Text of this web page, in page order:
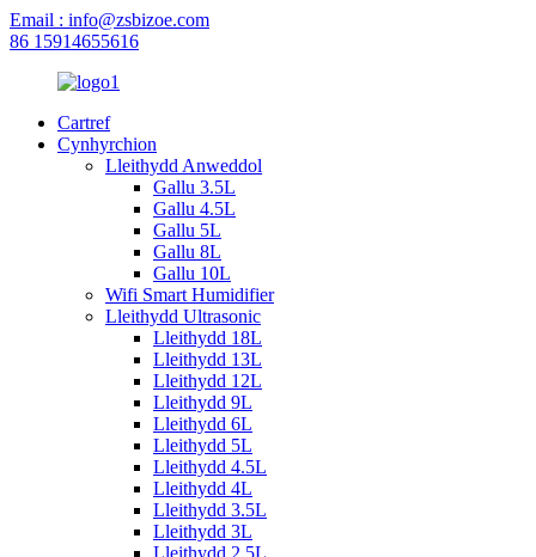
Email : info@zsbizoe.com
86 15914655616
Cartref
Cynhyrchion
Lleithydd Anweddol
Gallu 3.5L
Gallu 4.5L
Gallu 5L
Gallu 8L
Gallu 10L
Wifi Smart Humidifier
Lleithydd Ultrasonic
Lleithydd 18L
Lleithydd 13L
Lleithydd 12L
Lleithydd 9L
Lleithydd 6L
Lleithydd 5L
Lleithydd 4.5L
Lleithydd 4L
Lleithydd 3.5L
Lleithydd 3L
Lleithydd 2.5L